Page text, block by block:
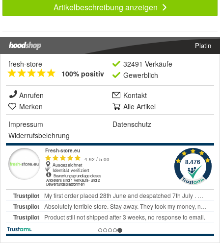
Artikelbeschreibung anzeigen
Platin
fresh-store
100% positiv
32491 Verkäufe
Gewerblich
Anrufen
Kontakt
Merken
Alle Artikel
Impressum
Datenschutz
Widerrufsbelehrung